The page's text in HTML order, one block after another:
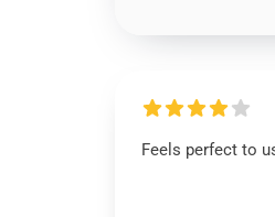
Feels perfect to